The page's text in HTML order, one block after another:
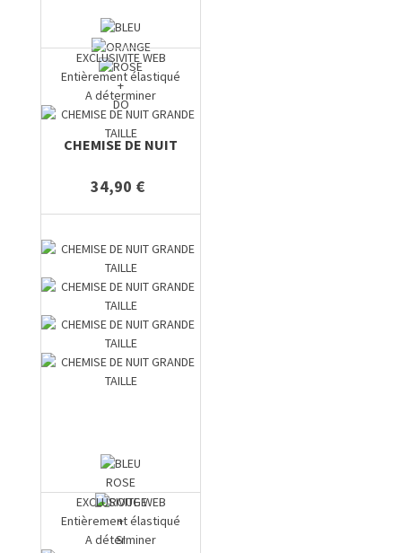
+
DO
CHEMISE DE NUIT
34,90 €
EXCLUSIVITE WEB
Entièrement élastiqué
A déterminer
ROSE
+
SI
EXCLUSIVITE WEB
Entièrement élastiqué
A déterminer